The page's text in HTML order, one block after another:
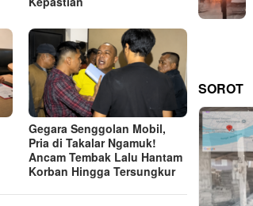
Gegara Senggolan Mobil,
Pria di Takalar Ngamuk!
Ancam Tembak Lalu Hantam
Korban Hingga Tersungkur
SOROT